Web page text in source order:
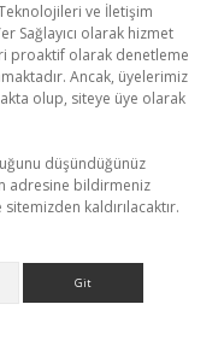
ve İletişim
Sağlayıcı olarak hizmet
proaktif olarak denetleme
Ancak, üyelerimiz
olup, siteye üye olarak
düşündüğünüz
adresine bildirmeniz
kaldırılacaktır.